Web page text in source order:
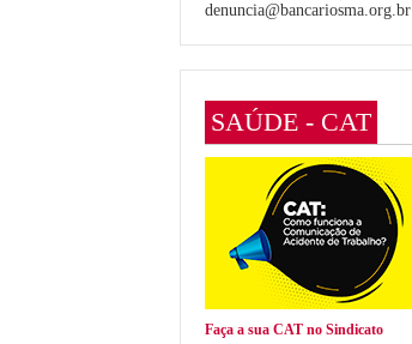
denuncia@bancariosma.org.br
SAÚDE - CAT
Faça a sua CAT no Sindicato